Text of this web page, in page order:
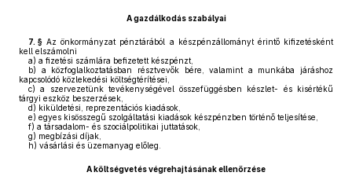
A gazdálkodás szabályai
7. § Az önkormányzat pénztárából a készpénzállományt érintő kifizetésként
kell elszámolni
a) a fizetési számlára befizetett készpénzt,
b) a közfoglalkoztatásban résztvevők bére, valamint a munkába járáshoz
kapcsolódó közlekedési költségtérítései,
c) a szervezetünk tevékenységével összefüggésben készlet- és kisértékű
tárgyi eszköz beszerzések,
d) kiküldetési, reprezentációs kiadások,
e) egyes kisösszegű szolgáltatási kiadások készpénzben történő teljesítése,
f) a társadalom- és szociálpolitikai juttatások,
g) megbízási díjak,
h) vásárlási és üzemanyag előleg.
A költségvetés végrehajtásának ellenőrzése